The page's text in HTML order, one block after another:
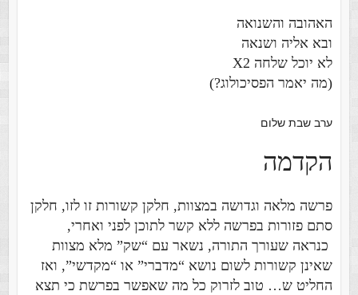
האהובה והשנואה
ובא אליה ושנאה
לא יוכל שלחה X2
(מה יאמר הפסיכולוג?)
ערב שבת שלום
הקדמה
פרשה מלאה וגדושה במצוות, חלקן קשורות זו לזו, חלקן
סתם פזורות בפרשה ללא קשר לתוכן לפני ואחרי,
כנראה שעורך התורה, נשאר עם “שק” מלא מצוות
שאינן קשורות לשום נושא “מדברי” או “מקדשי”, ואז
החליט ש… טוב לזרוק כל מה שאפשר בפרשת כי תצא